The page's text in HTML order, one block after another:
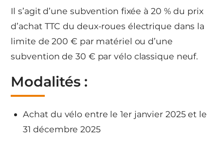
Il s’agit d’une subvention fixée à 20 % du prix
d’achat TTC du deux-roues électrique dans la
limite de 200 € par matériel ou d’une
subvention de 30 € par vélo classique neuf.
Modalités :
Achat du vélo entre le 1er janvier 2025 et le
31 décembre 2025